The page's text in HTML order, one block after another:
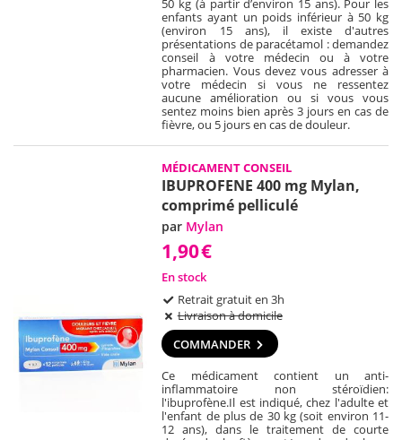
enfants ayant un poids inférieur à 50 kg
(environ 15 ans), il existe d'autres
présentations de paracétamol : demandez
conseil à votre médecin ou à votre
pharmacien. Vous devez vous adresser à
votre médecin si vous ne ressentez
aucune amélioration ou si vous vous
sentez moins bien après 3 jours en cas de
fièvre, ou 5 jours en cas de douleur.
MÉDICAMENT CONSEIL
IBUPROFENE 400 mg Mylan,
comprimé pelliculé
par Mylan
1,90€
En stock
Retrait gratuit en 3h
Livraison à domicile
COMMANDER
Ce médicament contient un anti-
inflammatoire non stéroïdien:
l'ibuprofène.Il est indiqué, chez l'adulte et
l'enfant de plus de 30 kg (soit environ 11-
12 ans), dans le traitement de courte